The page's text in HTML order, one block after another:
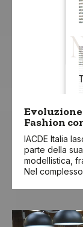
Fashion
IACDE Italia
parte della
modellistica,
Nel